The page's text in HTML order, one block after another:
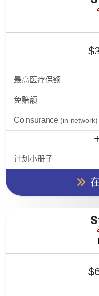
最高医疗保额
免赔额
Coinsurance (in-network)
计划小册子